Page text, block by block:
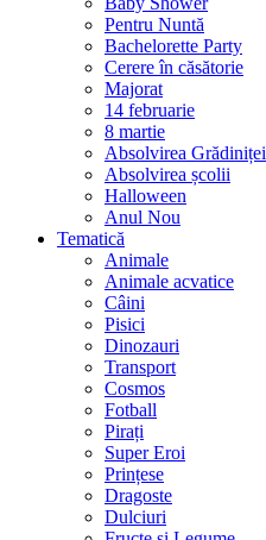
Pentru Nuntă
Bachelorette Party
Cerere în căsătorie
Majorat
14 februarie
8 martie
Absolvirea Grădiniței
Absolvirea școlii
Halloween
Anul Nou
Tematică
Animale
Animale acvatice
Câini
Pisici
Dinozauri
Transport
Cosmos
Fotball
Pirați
Super Eroi
Prințese
Dragoste
Dulciuri